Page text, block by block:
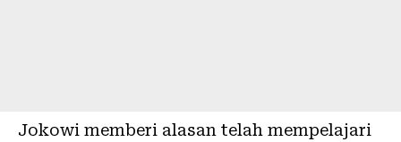
Jokowi memberi alasan telah mempelajari